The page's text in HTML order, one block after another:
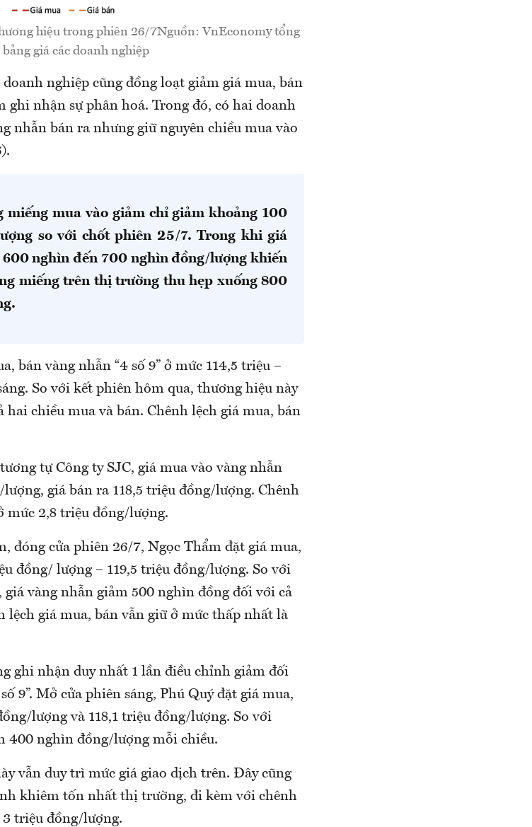
hiệu trong phiên 26/7Nguồn: VnEconomy tổng
giá các doanh nghiệp
nghiệp cũng đồng loạt giảm giá mua, bán
ghi nhận sự phân hoá. Trong đó, có hai doanh
nhẫn bán ra nhưng giữ nguyên chiều mua vào
miếng mua vào giảm chỉ giảm khoảng 100
so với chốt phiên 25/7. Trong khi giá
nghìn đến 700 nghìn đồng/lượng khiến
miếng trên thị trường thu hẹp xuống 800
bán vàng nhẫn “4 số 9” ở mức 114,5 triệu –
So với kết phiên hôm qua, thương hiệu này
chiều mua và bán. Chênh lệch giá mua, bán
tự Công ty SJC, giá mua vào vàng nhẫn
giá bán ra 118,5 triệu đồng/lượng. Chênh
mức 2,8 triệu đồng/lượng.
đóng cửa phiên 26/7, Ngọc Thẩm đặt giá mua,
đồng/ lượng – 119,5 triệu đồng/lượng. So với
vàng nhẫn giảm 500 nghìn đồng đối với cả
lệch giá mua, bán vẫn giữ ở mức thấp nhất là
ghi nhận duy nhất 1 lần điều chỉnh giảm đối
9”. Mở cửa phiên sáng, Phú Quý đặt giá mua,
lượng và 118,1 triệu đồng/lượng. So với
400 nghìn đồng/lượng mỗi chiều.
vẫn duy trì mức giá giao dịch trên. Đây cũng
khiêm tốn nhất thị trường, đi kèm với chênh
3 triệu đồng/lượng.